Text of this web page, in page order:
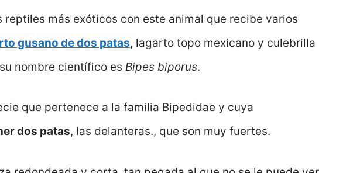
reptiles más exóticos con este animal que recibe varios
gusano de dos patas, lagarto topo mexicano y culebrilla
nombre científico es Bipes biporus.
que pertenece a la familia Bipedidae y cuya
dos patas, las delanteras., que son muy fuertes.